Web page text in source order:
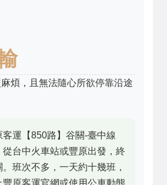
煩，且無法隨心所欲停靠沿途
客運【850路】谷關-臺中線
從台中火車站或豐原出發，終
班次不多，一天約十幾班，
豐原客運官網或使用公車動態